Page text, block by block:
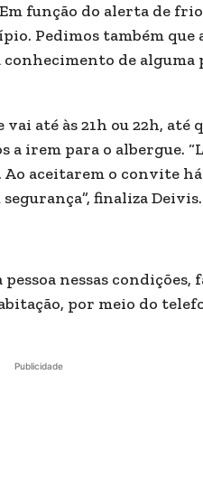
função do alerta de
Pedimos também que
de alguma
até às 21h ou 22h, até
irem para o albergue.
aceitarem o convite
finaliza Deivis.
nessas
por meio do
Publicidade